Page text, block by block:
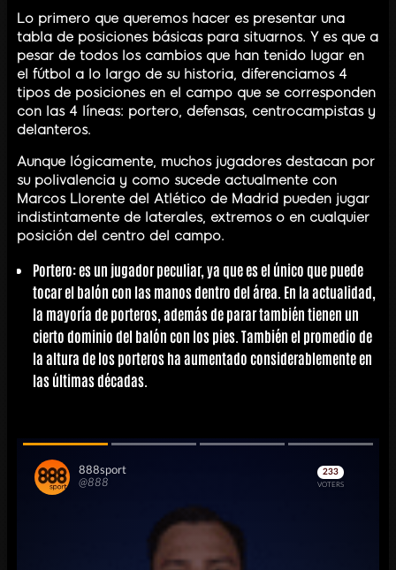
Lo primero que queremos hacer es presentar una
tabla de posiciones básicas para situarnos. Y es que a
pesar de todos los cambios que han tenido lugar en
el fútbol a lo largo de su historia, diferenciamos 4
tipos de posiciones en el campo que se corresponden
con las 4 líneas: portero, defensas, centrocampistas y
delanteros.
Aunque lógicamente, muchos jugadores destacan por
su polivalencia y como sucede actualmente con
Marcos Llorente del Atlético de Madrid pueden jugar
indistintamente de laterales, extremos o en cualquier
posición del centro del campo.
Portero: es un jugador peculiar, ya que es el único que puede
tocar el balón con las manos dentro del área. En la actualidad,
la mayoría de porteros, además de parar también tienen un
cierto dominio del balón con los pies. También el promedio de
la altura de los porteros ha aumentado considerablemente en
las últimas décadas.